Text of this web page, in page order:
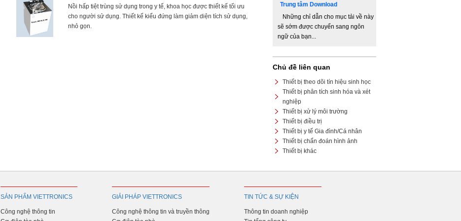
Nồi hấp tiệt trùng sử dụng trong y tế, khoa học được thiết kế tối ưu
cho người sử dụng. Thiết kế kiểu đứng làm giảm diện tích sử dụng,
nhỏ gọn.
Trung tâm Download
Những chỉ dẫn cho mục tải về này
sẽ sớm được chuyển sang ngôn
ngữ của bạn...
Chủ đề liên quan
Thiết bị theo dõi tín hiệu sinh học
Thiết bị phân tích sinh hóa và xét
nghiệp
Thiết bị xử lý môi trường
Thiết bị điều trị
Thiết bị y tế Gia đình/Cá nhân
Thiết bị chẩn đoán hình ảnh
Thiết bị khác
SẢN PHẨM VIETTRONICS
Công nghệ thông tin
GIẢI PHÁP VIETTRONICS
Công nghệ thông tin và truyền thông
TIN TỨC & SỰ KIỆN
Thông tin doanh nghiệp